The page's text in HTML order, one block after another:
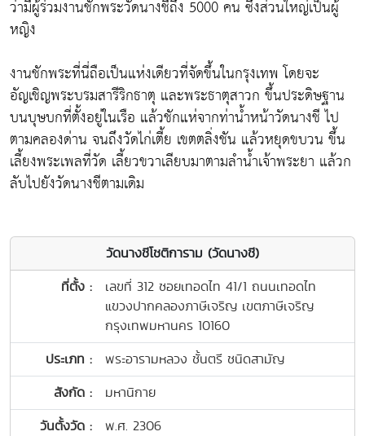
ว่ามีผู้ร่วมงานชักพระวัดนางชีถึง 5000 คน ซึ่งส่วนใหญ่เป็นผู้
หญิง
งานชักพระที่นี่ถือเป็นแห่งเดียวที่จัดขึ้นในกรุงเทพ โดยจะ
อัญเชิญพระบรมสารีริกธาตุ และพระธาตุสาวก ขึ้นประดิษฐาน
บนบุษบกที่ตั้งอยู่ในเรือ แล้วชักแห่จากท่าน้ำหน้าวัดนางชี ไป
ตามคลองด่าน จนถึงวัดไก่เตี้ย เขตตลิ่งชัน แล้วหยุดขบวน ขึ้น
เลี้ยงพระเพลที่วัด เลี้ยวขวาเลียบมาตามลำน้ำเจ้าพระยา แล้วก
ลับไปยังวัดนางชีตามเดิม
วัดนางชีโชติการาม (วัดนางชี)
ที่ตั้ง :
เลขที่ 312 ซอยเทอดไท 41/1 ถนนเทอดไท
แขวงปากคลองภาษีเจริญ เขตภาษีเจริญ
กรุงเทพมหานคร 10160
ประเภท :
พระอารามหลวง ชั้นตรี ชนิดสามัญ
สังกัด :
มหานิกาย
วันตั้งวัด :
พ.ศ. 2306